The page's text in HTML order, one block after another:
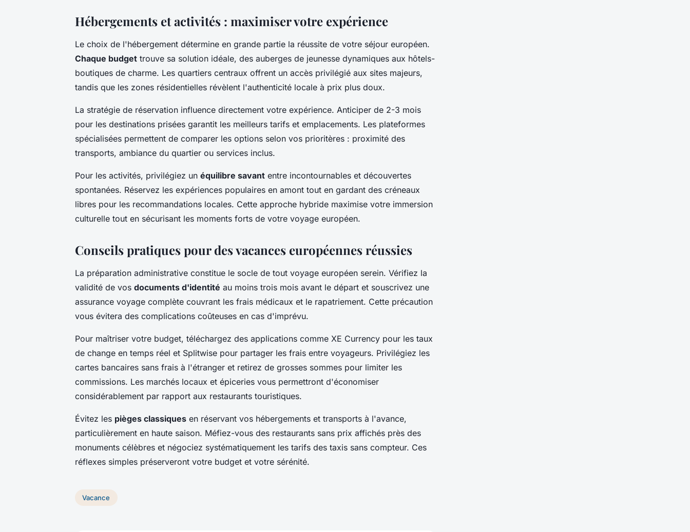
Hébergements et activités : maximiser votre expérience
Le choix de l'hébergement détermine en grande partie la réussite de votre séjour européen.
Chaque budget trouve sa solution idéale, des auberges de jeunesse dynamiques aux hôtels-
boutiques de charme. Les quartiers centraux offrent un accès privilégié aux sites majeurs,
tandis que les zones résidentielles révèlent l'authenticité locale à prix plus doux.
La stratégie de réservation influence directement votre expérience. Anticiper de 2-3 mois
pour les destinations prisées garantit les meilleurs tarifs et emplacements. Les plateformes
spécialisées permettent de comparer les options selon vos prioritères : proximité des
transports, ambiance du quartier ou services inclus.
Pour les activités, privilégiez un équilibre savant entre incontournables et découvertes
spontanées. Réservez les expériences populaires en amont tout en gardant des créneaux
libres pour les recommandations locales. Cette approche hybride maximise votre immersion
culturelle tout en sécurisant les moments forts de votre voyage européen.
Conseils pratiques pour des vacances européennes réussies
La préparation administrative constitue le socle de tout voyage européen serein. Vérifiez la
validité de vos documents d'identité au moins trois mois avant le départ et souscrivez une
assurance voyage complète couvrant les frais médicaux et le rapatriement. Cette précaution
vous évitera des complications coûteuses en cas d'imprévu.
Pour maîtriser votre budget, téléchargez des applications comme XE Currency pour les taux
de change en temps réel et Splitwise pour partager les frais entre voyageurs. Privilégiez les
cartes bancaires sans frais à l'étranger et retirez de grosses sommes pour limiter les
commissions. Les marchés locaux et épiceries vous permettront d'économiser
considérablement par rapport aux restaurants touristiques.
Évitez les pièges classiques en réservant vos hébergements et transports à l'avance,
particulièrement en haute saison. Méfiez-vous des restaurants sans prix affichés près des
monuments célèbres et négociez systématiquement les tarifs des taxis sans compteur. Ces
réflexes simples préserveront votre budget et votre sérénité.
Vacance